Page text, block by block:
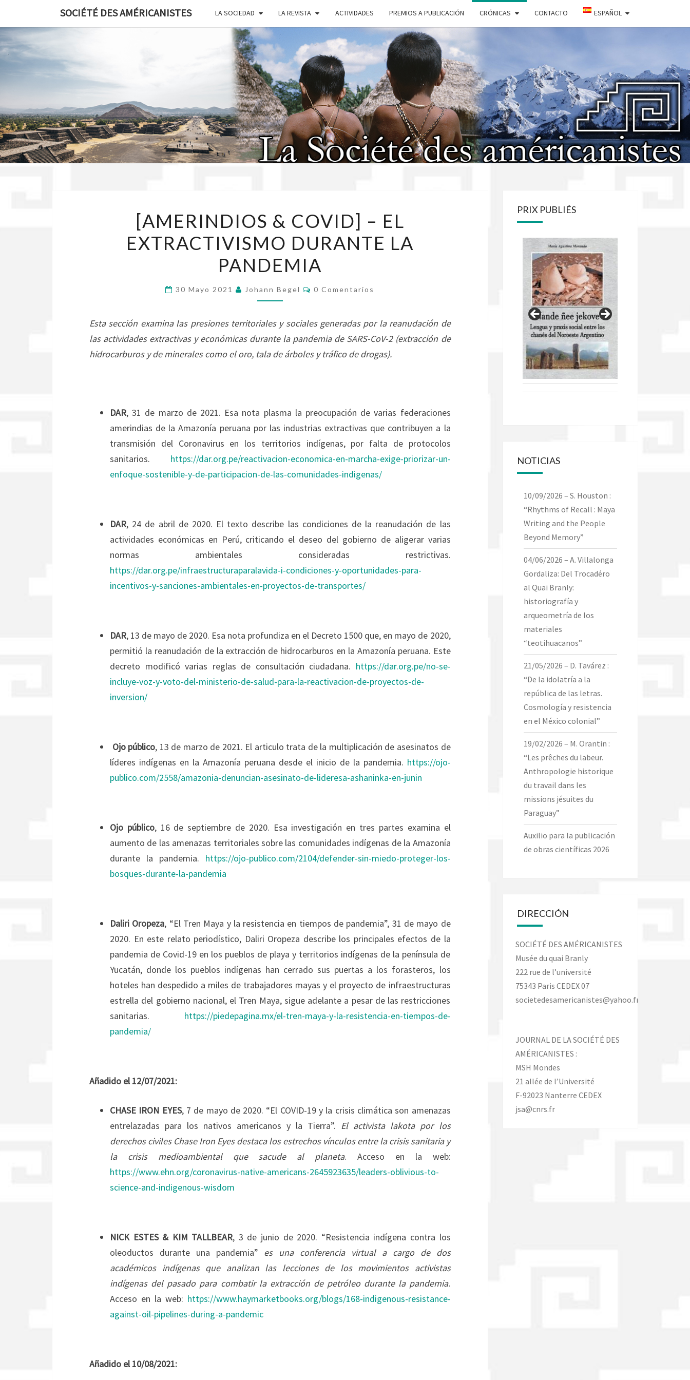
content
SOCIÉTÉ DES AMÉRICANISTES LA SOCIEDAD LA REVISTA ACTIVIDADES PREMIOS A PUBLICACIÓN CRÓNICAS CONTACTO ESPAÑOL
SOCIÉTÉ DES
AMÉRICANISTES
&
COVID]
–
EL
DURANTE
PANDEMIA
[AMERINDIOS & COVID] – EL
EXTRACTIVISMO DURANTE LA
PANDEMIA
30 Mayo 2021 Johann Begel Comentarios
0 Comentarios
Esta sección examina las presiones territoriales y sociales generadas por la reanudación de
las actividades extractivas y económicas durante la pandemia de SARS-CoV-2 (extracción de
hidrocarburos y de minerales como el oro, tala de árboles y tráfico de drogas).
DAR, 31 de marzo de 2021. Esa nota plasma la preocupación de varias federaciones
amerindias de la Amazonía peruana por las industrias extractivas que contribuyen a la
transmisión del Coronavirus en los territorios indígenas, por falta de protocolos
sanitarios. https://dar.org.pe/reactivacion-economica-en-marcha-exige-priorizar-un-
enfoque-sostenible-y-de-participacion-de-las-comunidades-indigenas/
DAR, 24 de abril de 2020. El texto describe las condiciones de la reanudación de las
actividades económicas en Perú, criticando el deseo del gobierno de aligerar varias
normas ambientales consideradas restrictivas.
https://dar.org.pe/infraestructuraparalavida-i-condiciones-y-oportunidades-para-
incentivos-y-sanciones-ambientales-en-proyectos-de-transportes/
DAR, 13 de mayo de 2020. Esa nota profundiza en el Decreto 1500 que, en mayo de 2020,
permitió la reanudación de la extracción de hidrocarburos en la Amazonía peruana. Este
decreto modificó varias reglas de consultación ciudadana. https://dar.org.pe/no-se-
incluye-voz-y-voto-del-ministerio-de-salud-para-la-reactivacion-de-proyectos-de-
inversion/
Ojo público, 13 de marzo de 2021. El articulo trata de la multiplicación de asesinatos de
líderes indígenas en la Amazonía peruana desde el inicio de la pandemia. https://ojo-
publico.com/2558/amazonia-denuncian-asesinato-de-lideresa-ashaninka-en-junin
Ojo público, 16 de septiembre de 2020. Esa investigación en tres partes examina el
aumento de las amenazas territoriales sobre las comunidades indígenas de la Amazonía
durante la pandemia. https://ojo-publico.com/2104/defender-sin-miedo-proteger-los-
bosques-durante-la-pandemia
Daliri Oropeza, “El Tren Maya y la resistencia en tiempos de pandemia”, 31 de mayo de
2020. En este relato periodístico, Daliri Oropeza describe los principales efectos de la
pandemia de Covid-19 en los pueblos de playa y territorios indígenas de la península de
Yucatán, donde los pueblos indígenas han cerrado sus puertas a los forasteros, los
hoteles han despedido a miles de trabajadores mayas y el proyecto de infraestructuras
estrella del gobierno nacional, el Tren Maya, sigue adelante a pesar de las restricciones
sanitarias. https://piedepagina.mx/el-tren-maya-y-la-resistencia-en-tiempos-de-
pandemia/
Añadido el 12/07/2021:
CHASE IRON EYES, 7 de mayo de 2020. “El COVID-19 y la crisis climática son amenazas
entrelazadas para los nativos americanos y la Tierra”. El activista lakota por los
derechos civiles Chase Iron Eyes destaca los estrechos vínculos entre la crisis sanitaria y
la crisis medioambiental que sacude al planeta. Acceso en la web:
https://www.ehn.org/coronavirus-native-americans-2645923635/leaders-oblivious-to-
science-and-indigenous-wisdom
NICK ESTES & KIM TALLBEAR, 3 de junio de 2020. “Resistencia indígena contra los
oleoductos durante una pandemia” es una conferencia virtual a cargo de dos
académicos indígenas que analizan las lecciones de los movimientos activistas
indígenas del pasado para combatir la extracción de petróleo durante la pandemia.
Acceso en la web: https://www.haymarketbooks.org/blogs/168-indigenous-resistance-
against-oil-pipelines-during-a-pandemic
Añadido el 10/08/2021:
PRIX PUBLIÉS
NOTICIAS
10/09/2026 – S. Houston :
“Rhythms of Recall : Maya
Writing and the People
Beyond Memory”
04/06/2026 – A. Villalonga
Gordaliza: Del Trocadéro
al Quai Branly:
historiografía y
arqueometría de los
materiales
“teotihuacanos”
21/05/2026 – D. Tavárez :
“De la idolatría a la
república de las letras.
Cosmología y resistencia
en el México colonial”
19/02/2026 – M. Orantin :
“Les prêches du labeur.
Anthropologie historique
du travail dans les
missions jésuites du
Paraguay”
Auxilio para la publicación
de obras científicas 2026
DIRECCIÓN
SOCIÉTÉ DES AMÉRICANISTES
Musée du quai Branly
222 rue de l’université
75343 Paris CEDEX 07
societedesamericanistes@yahoo.fr
JOURNAL DE LA SOCIÉTÉ DES
AMÉRICANISTES :
MSH Mondes
21 allée de l’Université
F-92023 Nanterre CEDEX
jsa@cnrs.fr